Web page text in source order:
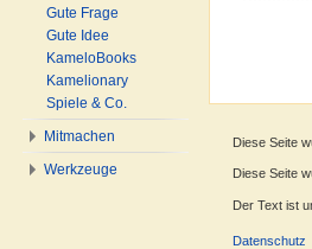
Gute Frage
Gute Idee
KameloBooks
Kamelionary
Spiele & Co.
Mitmachen
Werkzeuge
Diese Seite
Diese Seite
Der Text ist
Datenschutz